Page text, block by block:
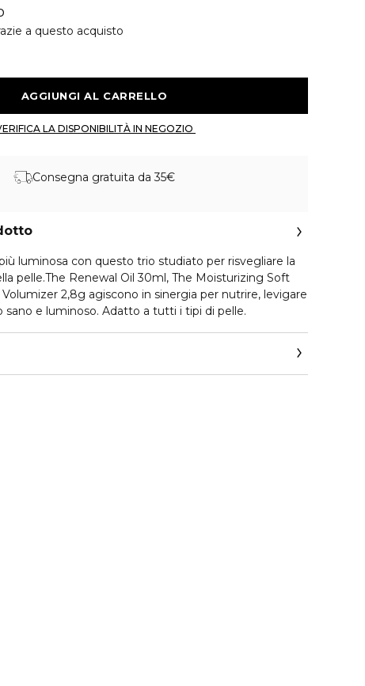
a questo acquisto
Consegna gratuita da 35€
luminosa con questo trio studiato per risvegliare la
pelle.The Renewal Oil 30ml, The Moisturizing Soft
Volumizer 2,8g agiscono in sinergia per nutrire, levigare
e luminoso. Adatto a tutti i tipi di pelle.